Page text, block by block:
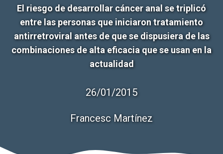
El riesgo de desarrollar cáncer anal se triplicó
entre las personas que iniciaron tratamiento
antirretroviral antes de que se dispusiera de las
combinaciones de alta eficacia que se usan en la
actualidad
26/01/2015
Francesc Martínez